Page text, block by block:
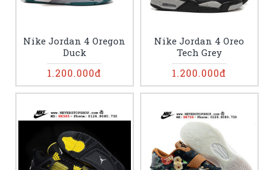
Nike Jordan 4 Oregon
Duck
1.200.000đ
Nike Jordan 4 Oreo
Tech Grey
1.200.000đ